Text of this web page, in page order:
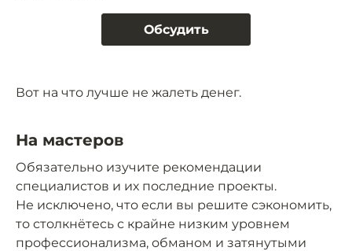
Обсудить
Вот на что лучше не жалеть денег.
На мастеров
Обязательно изучите рекомендации
специалистов и их последние проекты.
Не исключено, что если вы решите сэкономить,
то столкнётесь с крайне низким уровнем
профессионализма, обманом и затянутыми